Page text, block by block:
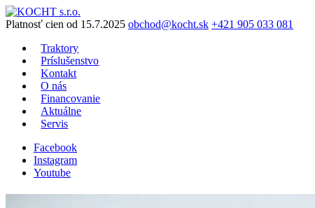
Preskočiť
na
Platnosť cien od 15.7.2025 obchod@kocht.sk +421 905 033 081
Traktory
Príslušenstvo
Kontakt
O nás
Financovanie
Aktuálne
Servis
Facebook
Instagram
Youtube